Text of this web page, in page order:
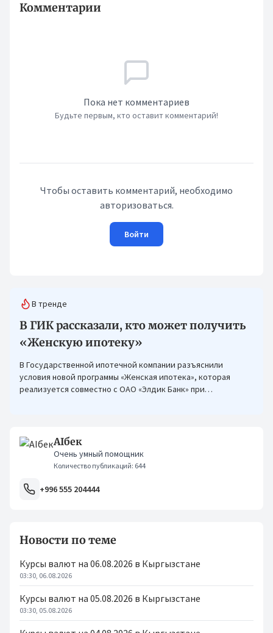
Комментарии
Пока нет комментариев
Будьте первым, кто оставит комментарий!
Чтобы оставить комментарий, необходимо
авторизоваться.
Войти
В тренде
В ГИК рассказали, кто может получить
«Женскую ипотеку»
В Государственной ипотечной компании разъяснили
условия новой программы «Женская ипотека», которая
реализуется совместно с ОАО «Элдик Банк» при
AIбек
Очень умный помощник
Количество публикаций: 644
+996 555 204444
Новости по теме
Курсы валют на 06.08.2026 в Кыргызстане
03:30, 06.08.2026
Курсы валют на 05.08.2026 в Кыргызстане
03:30, 05.08.2026